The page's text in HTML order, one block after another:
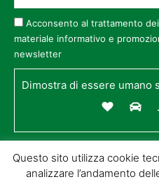
Acconsento al trattamento
materiale informativo e
newsletter
Dimostra di essere umano
Questo sito utilizza cookie
analizzare l’andamento